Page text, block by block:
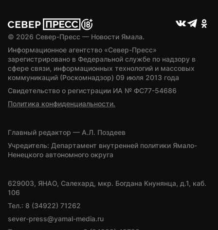
© 2026 Север-Пресс — Новости Ямала.
Информационное агентство «Север-Пресс»
зарегистрировано в Федеральной службе по надзору в
сфере связи, информационных технологий и массовых
коммуникаций (Роскомнадзор) 09 июля 2013 года
Свидетельство о регистрации ИА № ФС77-54686
Политика конфиденциальности.
Главный редактор — А.Л. Поздеев
Учредитель: Департамент внутренней политики Ямало-
Ненецкого автономного округа
629003, ЯНАО, Салехард, мкр. Богдана Кнунянца, д.1, каб.
106
Тел.: 8 (34922) 71262
sever-press@yamal-media.ru